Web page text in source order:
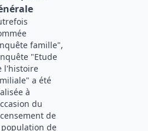
famille",
"Etude
l'histoire
a été
à
du
de
population de